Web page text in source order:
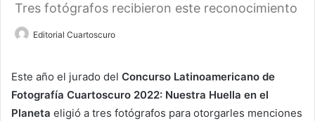
Tres fotógrafos recibieron este reconocimiento
Editorial Cuartoscuro
Este año el jurado del Concurso Latinoamericano de
Fotografía Cuartoscuro 2022: Nuestra Huella en el
Planeta eligió a tres fotógrafos para otorgarles menciones